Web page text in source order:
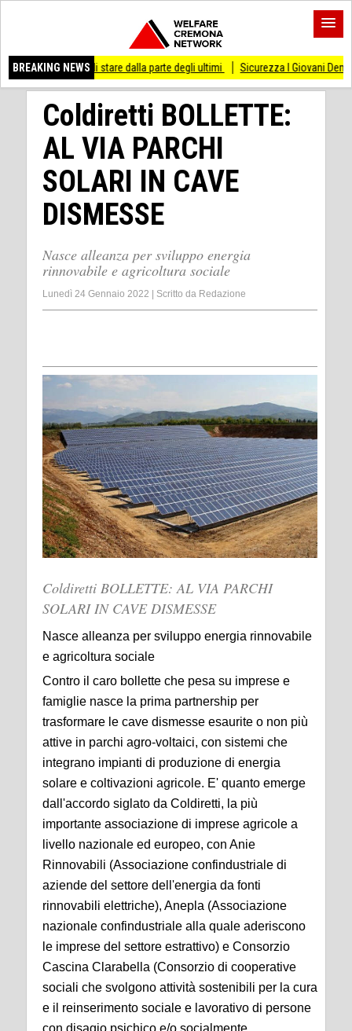
BREAKING NEWS
di stare dalla parte degli ultimi Sicurezza I Giovani Democratici
Coldiretti BOLLETTE:
AL VIA PARCHI
SOLARI IN CAVE
DISMESSE
Nasce alleanza per sviluppo energia
rinnovabile e agricoltura sociale
Lunedì 24 Gennaio 2022 Scritto da Redazione
Coldiretti BOLLETTE: AL VIA PARCHI
SOLARI IN CAVE DISMESSE
Nasce alleanza per sviluppo energia rinnovabile
e agricoltura sociale
Contro il caro bollette che pesa su imprese e
famiglie nasce la prima partnership per
trasformare le cave dismesse esaurite o non più
attive in parchi agro-voltaici, con sistemi che
integrano impianti di produzione di energia
solare e coltivazioni agricole. E' quanto emerge
dall'accordo siglato da Coldiretti, la più
importante associazione di imprese agricole a
livello nazionale ed europeo, con Anie
Rinnovabili (Associazione confindustriale di
aziende del settore dell'energia da fonti
rinnovabili elettriche), Anepla (Associazione
nazionale confindustriale alla quale aderiscono
le imprese del settore estrattivo) e Consorzio
Cascina Clarabella (Consorzio di cooperative
sociali che svolgono attività sostenibili per la cura
e il reinserimento sociale e lavorativo di persone